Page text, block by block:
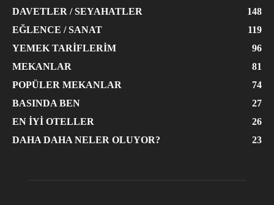
DAVETLER / SEYAHATLER
148
EĞLENCE / SANAT
119
YEMEK TARIFLERIM
96
MEKANLAR
81
POPÜLER MEKANLAR
74
BASINDA BEN
27
EN İYI OTELLER
26
DAHA DAHA NELER OLUYOR?
23